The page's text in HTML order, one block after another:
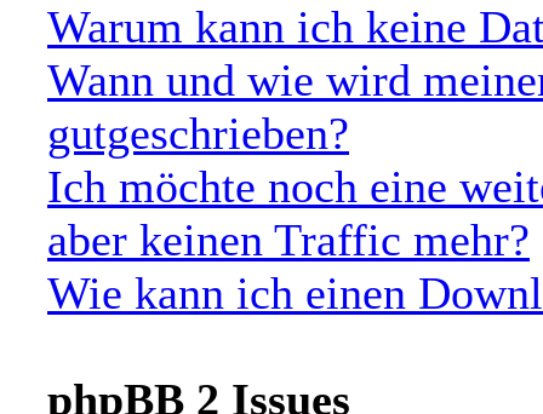
Warum kann ich keine
Wann und wie wird
gutgeschrieben?
Ich möchte noch eine
aber keinen Traffic mehr?
Wie kann ich einen
phpBB 2 Issues